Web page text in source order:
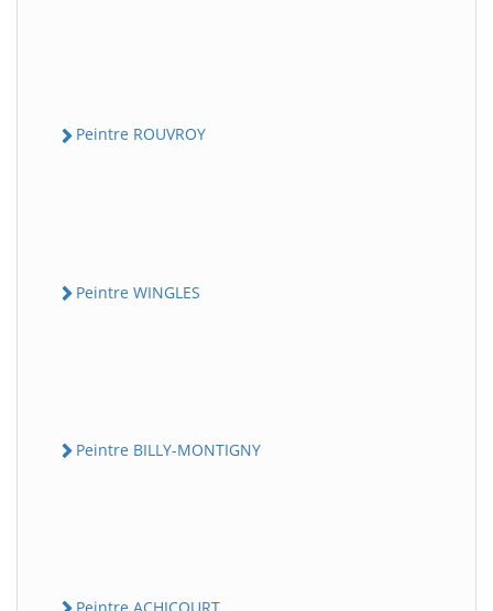
Peintre ROUVROY
Peintre WINGLES
Peintre BILLY-MONTIGNY